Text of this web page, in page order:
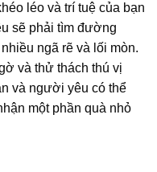
léo và trí tuệ của bạn
sẽ phải tìm đường
ngã rẽ và lối mòn.
và thử thách thú vị
và người yêu có thể
một phần quà nhỏ